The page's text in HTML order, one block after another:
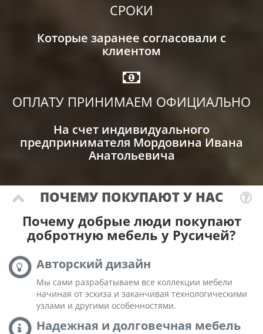
СРОКИ
Которые заранее согласовали с
клиентом
ОПЛАТУ ПРИНИМАЕМ ОФИЦИАЛЬНО
На счет индивидуального
предпринимателя Мордовина Ивана
Анатольевича
ПОЧЕМУ ПОКУПАЮТ У НАС
Почему добрые люди покупают
добротную мебель у Русичей?
Авторский дизайн
Мы сами разрабатываем все коллекции мебели
начиная от эскиза и заканчивая технологическими
узлами и другими особенностями.
Надежная и долговечная мебель